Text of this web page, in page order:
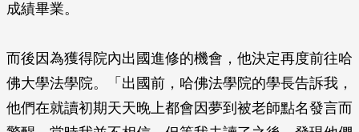
成績畢業。
而後因為獲得院內出國進修的機會，他決定再度前往哈
佛大學法學院。「出國前，哈佛法學院的學長告訴我，
他們在就讀初期天天晚上都會因夢到被老師點名發言而